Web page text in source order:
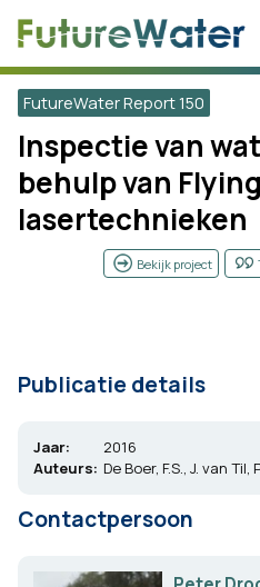
FutureWater Report 150
Inspectie van
behulp van
lasertechnieken
Bekijk project
Publicatie details
Jaar:
2016
Auteurs: De Boer, F.S., J. van
Contactpersoon